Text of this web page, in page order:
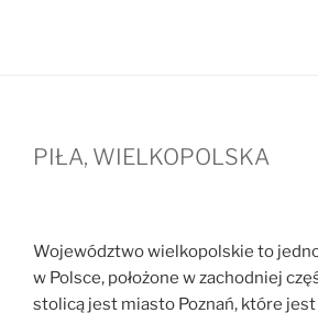
PIŁA, WIELKOPOLSKA
Województwo wielkopolskie to
w Polsce, położone w zachodniej
stolicą jest miasto Poznań, które